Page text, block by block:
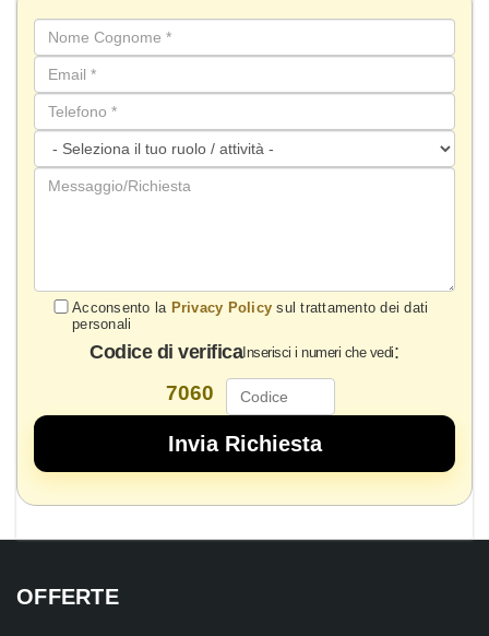
Acconsento la Privacy Policy sul trattamento dei dati
personali
Codice di verificaInserisci i numeri che vedi:
7060
OFFERTE